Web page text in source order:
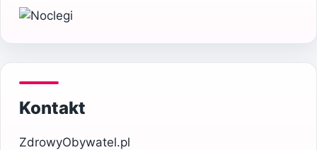
Kontakt
ZdrowyObywatel.pl